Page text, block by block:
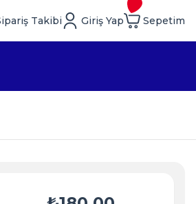
Takibi Giriş Yap Sepetim